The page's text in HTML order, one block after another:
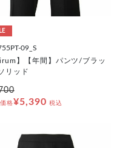
09_S
】【年間】パンツ/ブラッ
リッド
格¥5,390 税込